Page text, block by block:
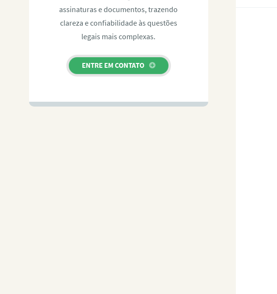
assinaturas e documentos, trazendo
clareza e confiabilidade às questões
legais mais complexas.
ENTRE EM CONTATO